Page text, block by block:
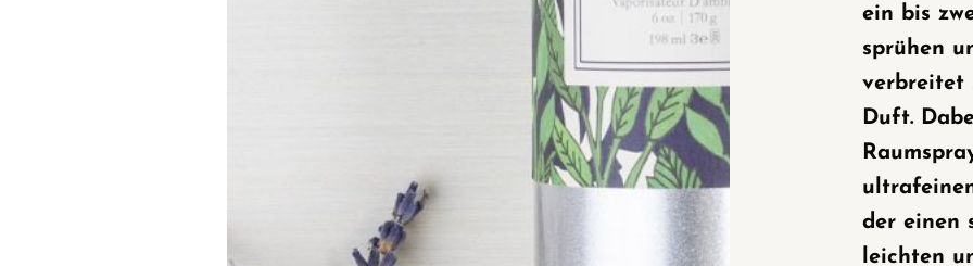
ein bis
sprühen
verbreitet
Duft.
der einen
leichten